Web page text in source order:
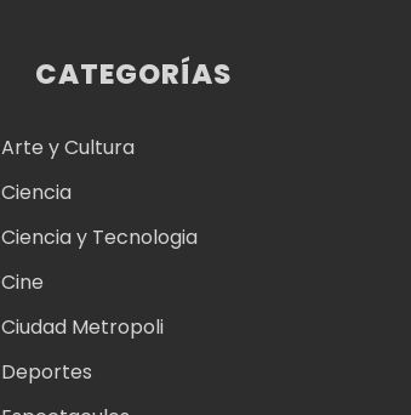
CATEGORÍAS
Arte y Cultura
Ciencia
Ciencia y Tecnologia
Cine
Ciudad Metropoli
Deportes